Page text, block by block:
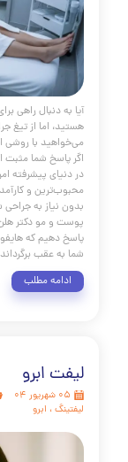
چیست
مقالات،
کلینیک پوست دکتر هلن